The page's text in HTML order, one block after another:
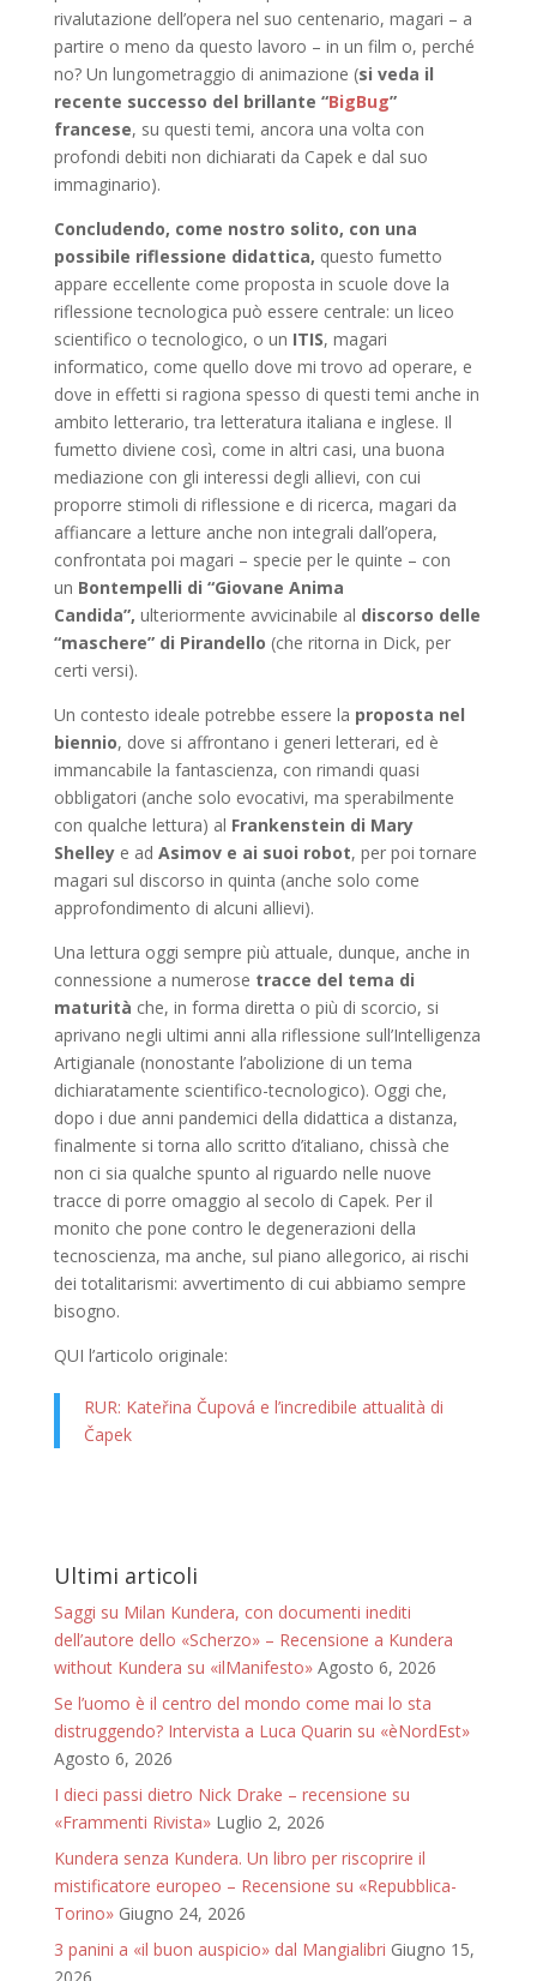
rivalutazione dell’opera nel suo centenario, magari – a
partire o meno da questo lavoro – in un film o, perché
no? Un lungometraggio di animazione (si veda il
recente successo del brillante “BigBug”
francese, su questi temi, ancora una volta con
profondi debiti non dichiarati da Capek e dal suo
immaginario).
Concludendo, come nostro solito, con una
possibile riflessione didattica, questo fumetto
appare eccellente come proposta in scuole dove la
riflessione tecnologica può essere centrale: un liceo
scientifico o tecnologico, o un ITIS, magari
informatico, come quello dove mi trovo ad operare, e
dove in effetti si ragiona spesso di questi temi anche in
ambito letterario, tra letteratura italiana e inglese. Il
fumetto diviene così, come in altri casi, una buona
mediazione con gli interessi degli allievi, con cui
proporre stimoli di riflessione e di ricerca, magari da
affiancare a letture anche non integrali dall’opera,
confrontata poi magari – specie per le quinte – con
un Bontempelli di “Giovane Anima
Candida”, ulteriormente avvicinabile al discorso delle
“maschere” di Pirandello (che ritorna in Dick, per
certi versi).
Un contesto ideale potrebbe essere la proposta nel
biennio, dove si affrontano i generi letterari, ed è
immancabile la fantascienza, con rimandi quasi
obbligatori (anche solo evocativi, ma sperabilmente
con qualche lettura) al Frankenstein di Mary
Shelleye ad Asimov e ai suoi robot, per poi tornare
magari sul discorso in quinta (anche solo come
approfondimento di alcuni allievi).
Una lettura oggi sempre più attuale, dunque, anche in
connessione a numerose tracce del tema di
maturità che, in forma diretta o più di scorcio, si
aprivano negli ultimi anni alla riflessione sull’Intelligenza
Artigianale (nonostante l’abolizione di un tema
dichiaratamente scientifico-tecnologico). Oggi che,
dopo i due anni pandemici della didattica a distanza,
finalmente si torna allo scritto d’italiano, chissà che
non ci sia qualche spunto al riguardo nelle nuove
tracce di porre omaggio al secolo di Capek. Per il
monito che pone contro le degenerazioni della
tecnoscienza, ma anche, sul piano allegorico, ai rischi
dei totalitarismi: avvertimento di cui abbiamo sempre
bisogno.
QUI l’articolo originale:
RUR: Kateřina Čupová e l’incredibile attualità di
Čapek
Ultimi articoli
Saggi su Milan Kundera, con documenti inediti
dell’autore dello «Scherzo» – Recensione a Kundera
without Kundera su «ilManifesto» Agosto 6, 2026
Se l’uomo è il centro del mondo come mai lo sta
distruggendo? Intervista a Luca Quarin su «èNordEst»
Agosto 6, 2026
I dieci passi dietro Nick Drake – recensione su
«Frammenti Rivista» Luglio 2, 2026
Kundera senza Kundera. Un libro per riscoprire il
mistificatore europeo – Recensione su «Repubblica-
Torino» Giugno 24, 2026
3 panini a «il buon auspicio» dal Mangialibri Giugno 15,